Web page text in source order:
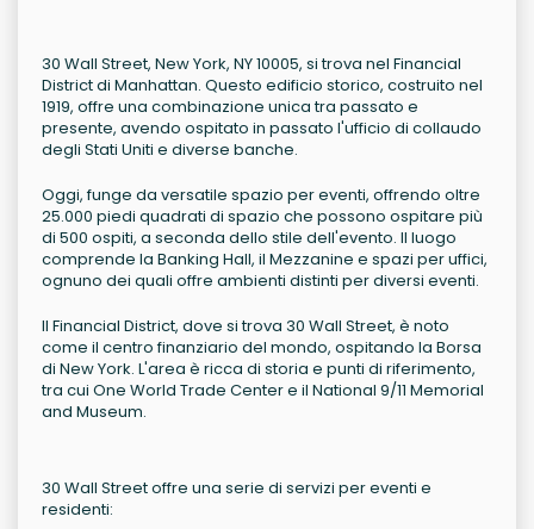
30 Wall Street, New York, NY 10005, si trova nel Financial
District di Manhattan. Questo edificio storico, costruito nel
1919, offre una combinazione unica tra passato e
presente, avendo ospitato in passato l'ufficio di collaudo
degli Stati Uniti e diverse banche.
Oggi, funge da versatile spazio per eventi, offrendo oltre
25.000 piedi quadrati di spazio che possono ospitare più
di 500 ospiti, a seconda dello stile dell'evento. Il luogo
comprende la Banking Hall, il Mezzanine e spazi per uffici,
ognuno dei quali offre ambienti distinti per diversi eventi.
Il Financial District, dove si trova 30 Wall Street, è noto
come il centro finanziario del mondo, ospitando la Borsa
di New York. L'area è ricca di storia e punti di riferimento,
tra cui One World Trade Center e il National 9/11 Memorial
and Museum.
30 Wall Street offre una serie di servizi per eventi e
residenti: